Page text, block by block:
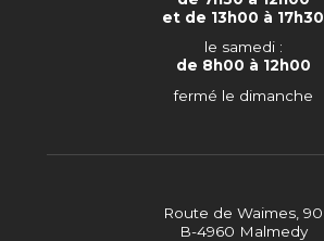
et de 13h00 à 17h30
le samedi :
de 8h00 à 12h00
fermé le dimanche
Route de Waimes, 90
B-4960 Malmedy